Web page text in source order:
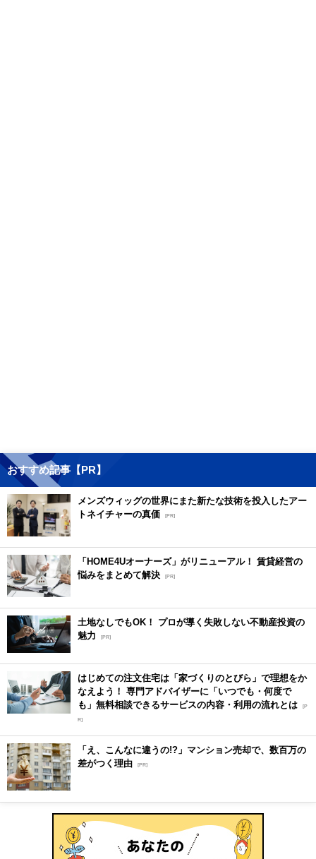
おすすめ記事【PR】
メンズウィッグの世界にまた新たな技術を投入したアー
トネイチャーの真価 [PR]
「HOME4Uオーナーズ」がリニューアル！ 賃貸経営の
悩みをまとめて解決 [PR]
土地なしでもOK！ プロが導く失敗しない不動産投資の
魅力
[PR]
はじめての注文住宅は「家づくりのとびら」で理想をか
なえよう！ 専門アドバイザーに「いつでも・何度で
も」無料相談できるサービスの内容・利用の流れとは [P
R]
「え、こんなに違うの!?」マンション売却で、数百万の
差がつく理由 [PR]